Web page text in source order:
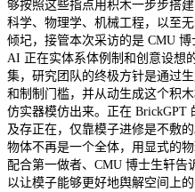
够按照这些指点用积木一步步搭
科学、物理学、机械工程，以至
倾圮，接管本次采访的是 CMU
AI 正在实体系体例制和创意设想
集，研究团队的终极方针是通过
和制制门槛，并从动生成这个积
仿实器模仿出来。正在 BrickGPT
及存正在，仅靠模子进修是不敷
物体不再是一个全体，用显式的
配合第一做者、CMU 博士生轩告
以让模子能够更好地舆解空间上